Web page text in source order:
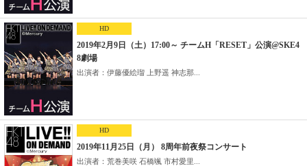
HD
2019年2月9日（土）17:00～ チームH「RESET」公演@SKE4
8劇場
出演者：伊藤優絵瑠 上野遥 神志那...
HD
2019年11月25日（月） 8周年前夜祭コンサート
出演者：荒巻美咲 石橋颯 市村愛里...